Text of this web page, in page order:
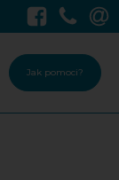
Jak pomoci?